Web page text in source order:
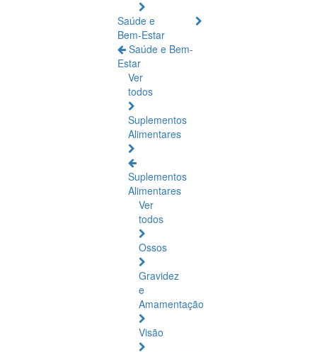
Saúde e
Bem-Estar
Saúde e Bem-
Estar
Ver
todos
Suplementos
Alimentares
Suplementos
Alimentares
Ver
todos
Ossos
Gravidez
e
Amamentação
Visão